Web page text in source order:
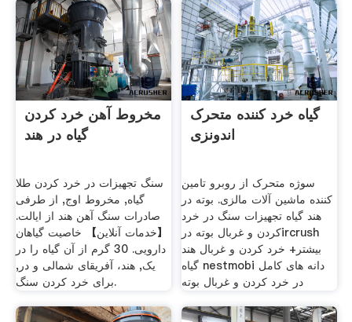
مخروط آهن خرد کردن
گیاه در هند
سنگ تجهیزات در خرد کردن طلا
گیاه, مخروط اوج, از طرفی
صادرات سنگ آهن هند از ایالت.
【خدمات آنلاین】 خاصیت گیاهان
دارویی. 30 گرم از آن گیاه را در
یک, هند، آفریقای شمالی و در,
برای خرد کردن سنگ.
گیاه خرد کننده متحرک
اندونزی
سوژه متحرک از روبرو تامین
کننده ماشین آلات مالزی. بوته در
هند گیاه تجهیزات سنگ در خرد
کردن و غربال بوته درircrush
بیشتر+ خرد کردن و غربال هند
گیاه nestmobi دانه های کامل
در خرد کردن و غربال بوته